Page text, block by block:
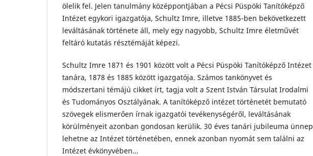
ölelik fel. Jelen tanulmány középpontjában a Pécsi Püspöki Tanítóképző
Intézet egykori igazgatója, Schultz Imre, illetve 1885-ben bekövetkezett
leváltásának története áll, mely egy nagyobb, Schultz Imre életművét
feltáró kutatás résztémáját képezi.
Schultz Imre 1871 és 1901 között volt a Pécsi Püspöki Tanítóképző Intézet
tanára, 1878 és 1885 között igazgatója. Számos tankönyvet és
módszertani témájú cikket írt, tagja volt a Szent István Társulat Irodalmi
és Tudományos Osztályának. A tanítóképző intézet történetét bemutató
szövegek elismerően írnak igazgatói tevékenységéről, leváltásának
körülményeit azonban gondosan kerülik. 30 éves tanári jubileuma ünnep
lehetne az Intézet történetében, ennek azonban nyomát sem találni az
Intézet évkönyvében…